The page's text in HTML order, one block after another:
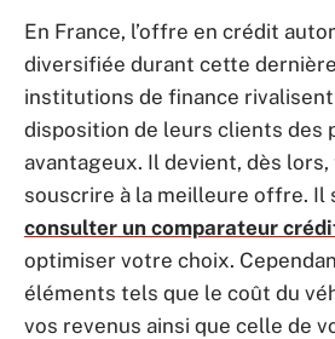
En France, l’offre en crédit
diversifiée durant cette
institutions de finance
disposition de leurs clients des
avantageux. Il devient, dès
souscrire à la meilleure offre. Il
consulter un comparateur
optimiser votre choix.
éléments tels que le coût du
vos revenus ainsi que celle de